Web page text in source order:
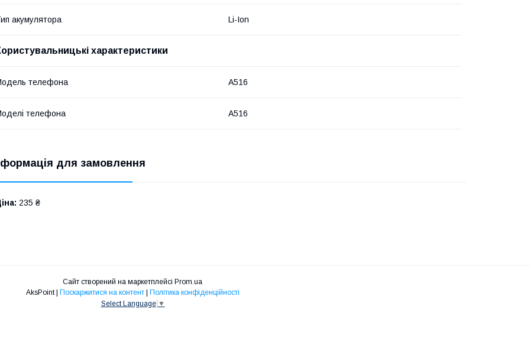
акумулятора Li-Ion
характеристики
телефона A516
телефона A516
для замовлення
235 ₴
Сайт створений на маркетплейсі Prom.ua
AksPoint | Поскаржитися на контент | Політика конфіденційності
Select Language ▼